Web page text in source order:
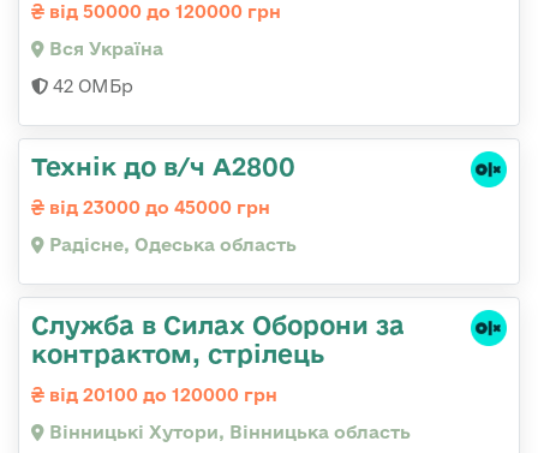
від 50000 до 120000 грн
Вся Україна
42 ОМБр
Технік до в/ч А2800
від 23000 до 45000 грн
Радісне, Одеська область
Служба в Силах Оборони за
контрактом, стрілець
від 20100 до 120000 грн
Вінницькі Хутори, Вінницька область